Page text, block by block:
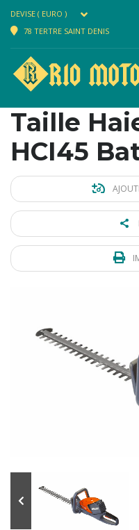
DEVISE ( EURO )
78 TERTRE SAINT DENIS
Taille
HCI45